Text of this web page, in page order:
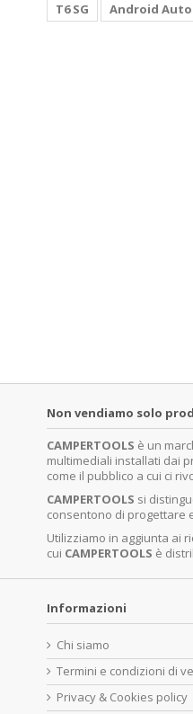
T6 SG
Android Auto
Non vendiamo solo
CAMPERTOOLS è un
multimediali installati dai
come il pubblico a cui ci
CAMPERTOOLS si
consentono di progettare
Utilizziamo in aggiunta ai
cui CAMPERTOOLS è
Informazioni
Chi siamo
Termini e condizioni di
Privacy & Cookies policy